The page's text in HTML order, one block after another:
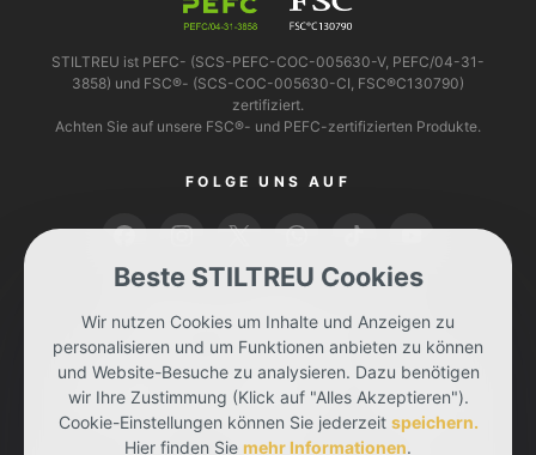
STILTREU ist PEFC- (SCS-PEFC-COC-005630-V, PEFC/04-31-
3858) und FSC®- (SCS-COC-005630-CI, FSC®C130790)
zertifiziert.
Achten Sie auf unsere FSC®- und PEFC-zertifizierten Produkte.
FOLGE UNS AUF
Beste STILTREU Cookies
Wir nutzen Cookies um Inhalte und Anzeigen zu
personalisieren und um Funktionen anbieten zu können
und Website-Besuche zu analysieren. Dazu benötigen
wir Ihre Zustimmung (Klick auf "Alles Akzeptieren").
Cookie-Einstellungen können Sie jederzeit speichern.
Hier finden Sie mehr Informationen.